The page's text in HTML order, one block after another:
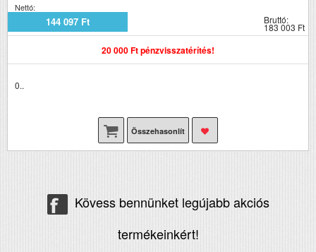
Nettó:
144 097 Ft Bruttó:
183 003 Ft
20 000 Ft pénzvisszatérítés!
0..
Összehasonlít
Kövess bennünket legújabb akciós
termékeinkért!